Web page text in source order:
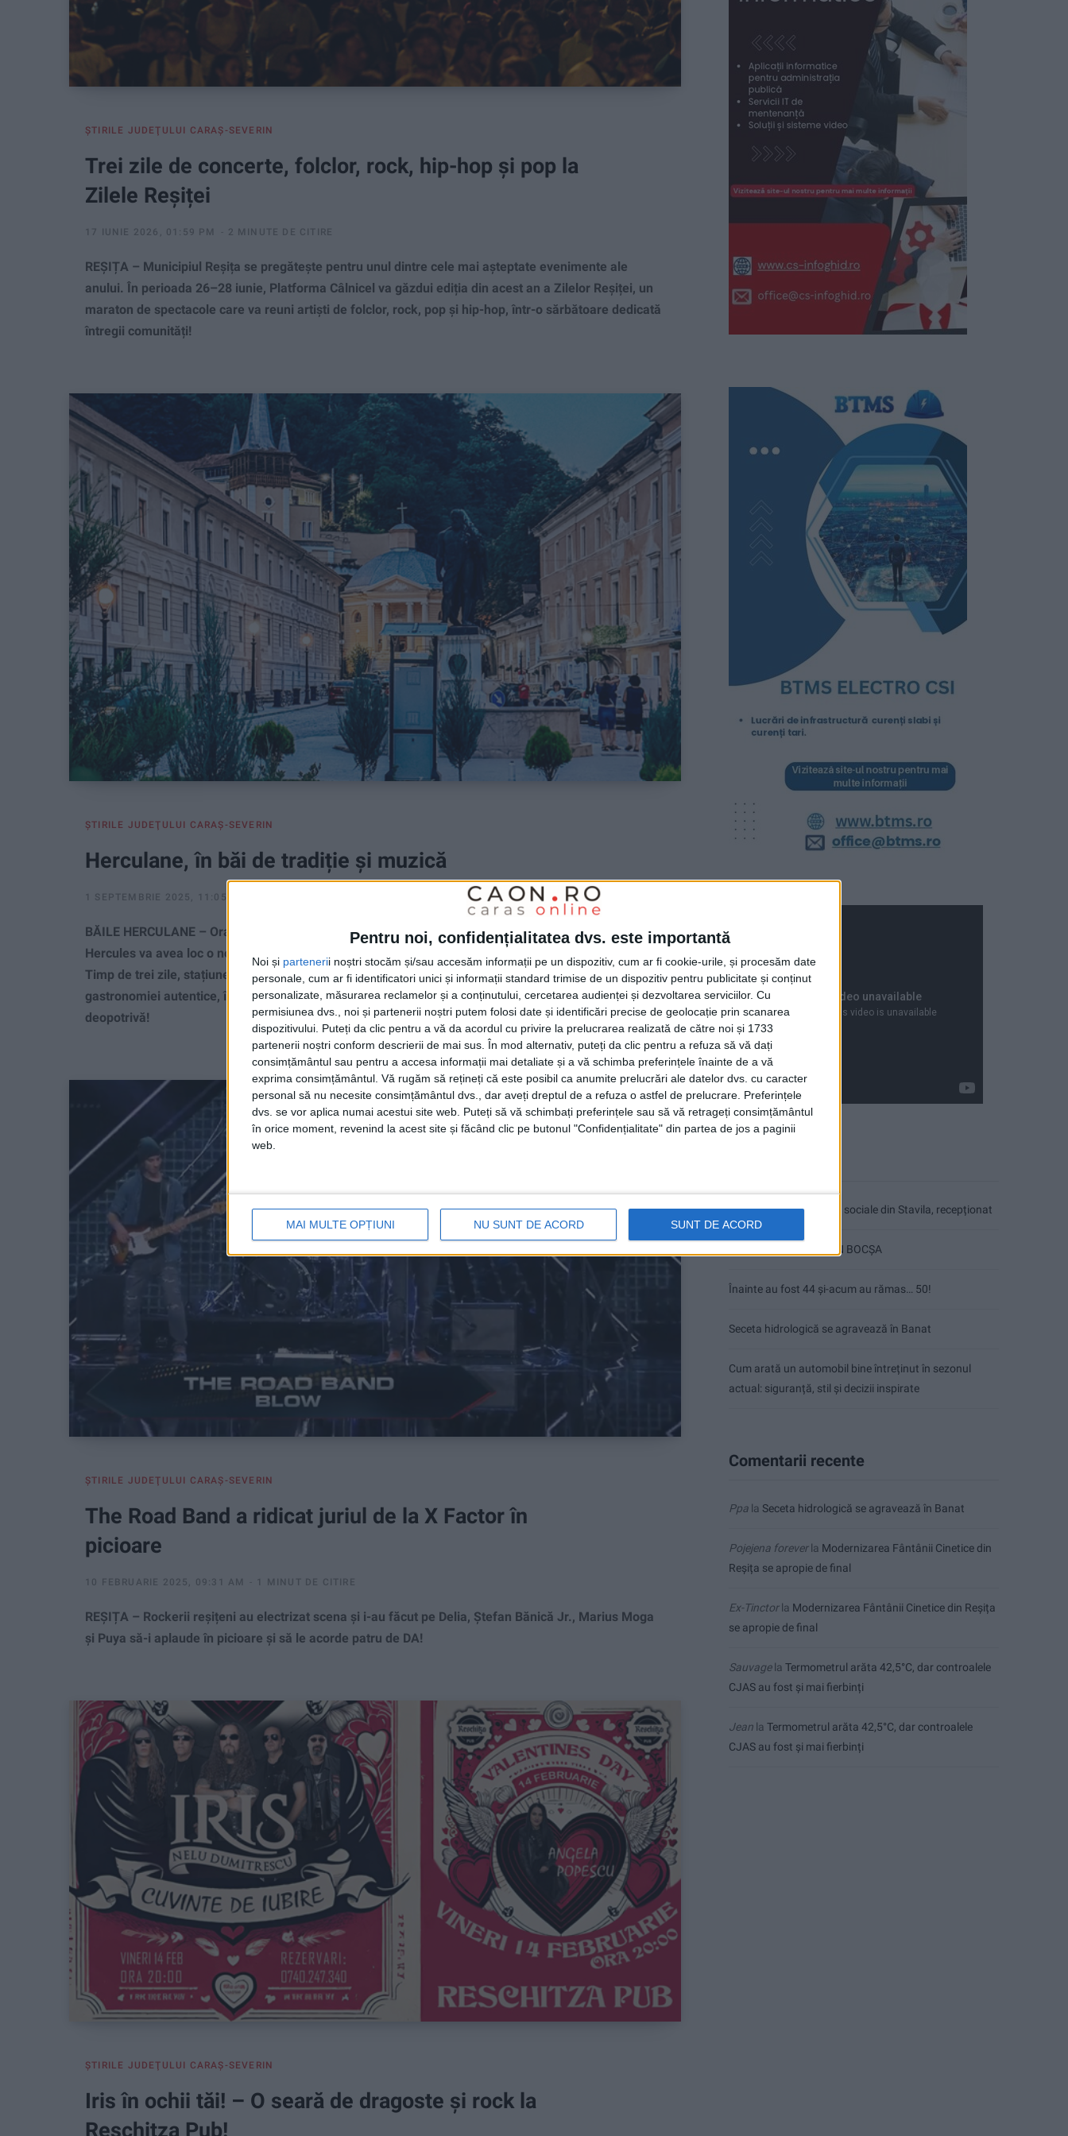
Pentru noi, confidențialitatea dvs. este importantă
Noi și partenerii noștri stocăm și/sau accesăm informații pe un dispozitiv, cum ar fi cookie-urile, și procesăm date
personale, cum ar fi identificatori unici și informații standard trimise de un dispozitiv pentru publicitate și conținut
personalizate, măsurarea reclamelor și a conținutului, cercetarea audienței și dezvoltarea serviciilor. Cu
permisiunea dvs., noi și partenerii noștri putem folosi date și identificări precise de geolocație prin scanarea
dispozitivului. Puteți da clic pentru a vă da acordul cu privire la prelucrarea realizată de către noi și 1733
partenerii noștri conform descrierii de mai sus. În mod alternativ, puteți da clic pentru a refuza să vă dați
consimțământul sau pentru a accesa informații mai detaliate și a vă schimba preferințele înainte de a vă
exprima consimțământul. Vă rugăm să rețineți că este posibil ca anumite prelucrări ale datelor dvs. cu caracter
personal să nu necesite consimțământul dvs., dar aveți dreptul de a refuza o astfel de prelucrare. Preferințele
dvs. se vor aplica numai acestui site web. Puteți să vă schimbați preferințele sau să vă retrageți consimțământul
în orice moment, revenind la acest site și făcând clic pe butonul "Confidențialitate" din partea de jos a paginii
web.
MAI MULTE OPȚIUNI NU SUNT DE ACORD SUNT DE ACORD
ŞTIRILE JUDEŢULUI CARAŞ-SEVERIN
Trei zile de concerte, folclor, rock, hip-hop și pop la
Zilele Reșiței
17 IUNIE 2026, 01:59 PM 2 MINUTE DE CITIRE
REȘIȚA – Municipiul Reșița se pregătește pentru unul dintre cele mai așteptate evenimente ale
anului. În perioada 26–28 iunie, Platforma Câlnicel va găzdui ediția din acest an a Zilelor Reșiței, un
maraton de spectacole care va reuni artiști de folclor, rock, pop și hip-hop, într-o sărbătoare dedicată
întregii comunități!
ŞTIRILE JUDEŢULUI CARAŞ-SEVERIN
Herculane, în băi de tradiție și muzică
1 SEPTEMBRIE 2025, 11:05 AM
BĂILE HERCULANE – Oraşul se pregăteşte de sărbătoare între 5 și 7 septembrie 2025, când în Piața
Hercules va avea loc o nouă ediție a Zilelor orașului, eveniment organizat de Asociația Pro Datina.
Timp de trei zile, stațiunea va deveni punctul de întâlnire al tradițiilor, muzicii, artei populare și
gastronomiei autentice, într-o atmosferă de festival la care sunt așteptați localnici și turiști
deopotrivă!
ŞTIRILE JUDEŢULUI CARAŞ-SEVERIN
The Road Band a ridicat juriul de la X Factor în
picioare
10 FEBRUARIE 2025, 09:31 AM 1 MINUT DE CITIRE
REȘIȚA – Rockerii reșițeni au electrizat scena și i-au făcut pe Delia, Ștefan Bănică Jr., Marius Moga
și Puya să-i aplaude în picioare și să le acorde patru de DA!
ŞTIRILE JUDEŢULUI CARAŞ-SEVERIN
Iris în ochii tăi! – O seară de dragoste și rock la
Reschitza Pub!
Ultimul bloc de locuințe sociale din Stavila, recepționat
ANUNŢ OPRIRE APĂ ÎN BOCȘA
Înainte au fost 44 și-acum au rămas… 50!
Seceta hidrologică se agravează în Banat
Cum arată un automobil bine întreținut în sezonul
actual: siguranță, stil și decizii inspirate
Comentarii recente
Ppa la Seceta hidrologică se agravează în Banat
Pojejena foreverla Modernizarea Fântânii Cinetice din
Reșița se apropie de final
Ex-Tinctorla Modernizarea Fântânii Cinetice din Reșița
se apropie de final
Sauvagela Termometrul arăta 42,5°C, dar controalele
CJAS au fost și mai fierbinți
Jean la Termometrul arăta 42,5°C, dar controalele
CJAS au fost și mai fierbinți